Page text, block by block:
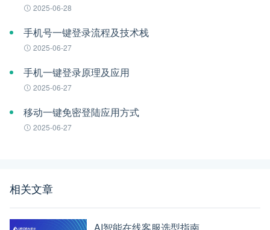
2025-06-28
手机号一键登录流程及技术栈
2025-06-27
手机一键登录原理及应用
2025-06-27
移动一键免密登陆应用方式
2025-06-27
相关文章